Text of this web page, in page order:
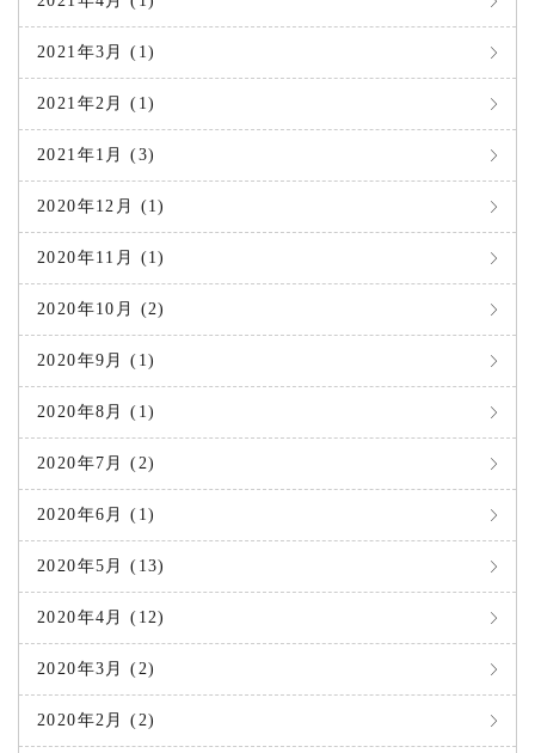
2021年3月 (1)
2021年2月 (1)
2021年1月 (3)
2020年12月 (1)
2020年11月 (1)
2020年10月 (2)
2020年9月 (1)
2020年8月 (1)
2020年7月 (2)
2020年6月 (1)
2020年5月 (13)
2020年4月 (12)
2020年3月 (2)
2020年2月 (2)